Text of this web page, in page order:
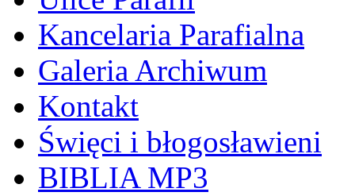
Kancelaria Parafialna
Galeria Archiwum
Kontakt
Święci i błogosławieni
BIBLIA MP3